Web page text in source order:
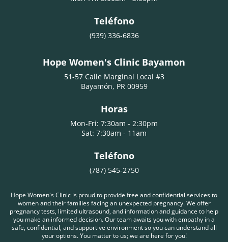
Teléfono
Hope Women's Clinic Bayamon
51-57 Calle Marginal Local #3
Horas
Mon-Fri: 7:30am - 2:30pm
Teléfono
Hope Women's Clinic is proud to provide free and confidential services to
women and their families facing an unexpected pregnancy. We offer
pregnancy tests, limited ultrasound, and information and guidance to help
you make an informed decision. Our team awaits you with empathy in a
safe, confidential, and supportive environment so you can understand all